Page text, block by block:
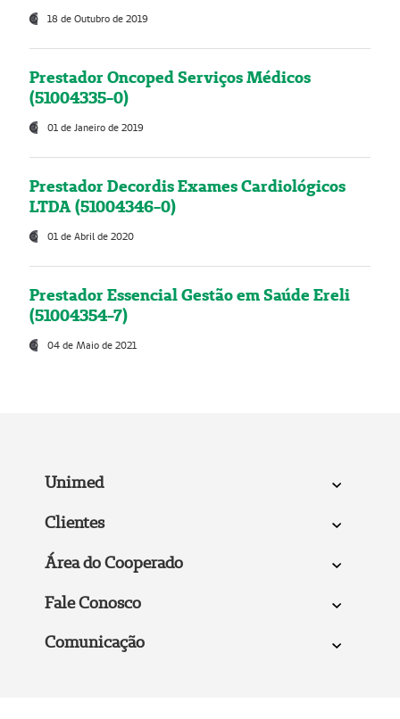
18 de Outubro de 2019
Prestador Oncoped Serviços Médicos
(51004335-0)
01 de Janeiro de 2019
Prestador Decordis Exames Cardiológicos
LTDA (51004346-0)
01 de Abril de 2020
Prestador Essencial Gestão em Saúde Ereli
(51004354-7)
04 de Maio de 2021
Unimed
Clientes
Área do Cooperado
Fale Conosco
Comunicação